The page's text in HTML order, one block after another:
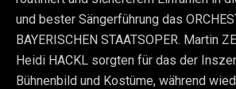
und bester Sängerführung das
BAYERISCHEN STAATSOPER. Martin
Heidi HACKL sorgten für das der
Bühnenbild und Kostüme, während